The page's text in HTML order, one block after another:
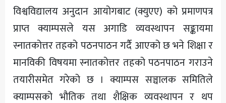
विश्वविद्यालय अनुदान आयोगबाट (क्युएए) को प्रमाणपत्र
प्राप्त क्याम्पसले यस अगाडि व्यवस्थापन सङ्कायमा
स्नातकोत्तर तहको पठनपाठन गर्दै आएको छ भने शिक्षा र
मानविकी विषयमा स्नातकोत्तर तहको पठनपाठन गराउने
तयारीसमेत गरेको छ । क्याम्पस सञ्चालक समितिले
क्याम्पसको भौतिक तथा शैक्षिक व्यवस्थापन र थप